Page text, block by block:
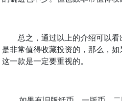
总之，通过以上的介绍可以看
是非常值得收藏投资的，那么，如
这一款是一定要重视的。